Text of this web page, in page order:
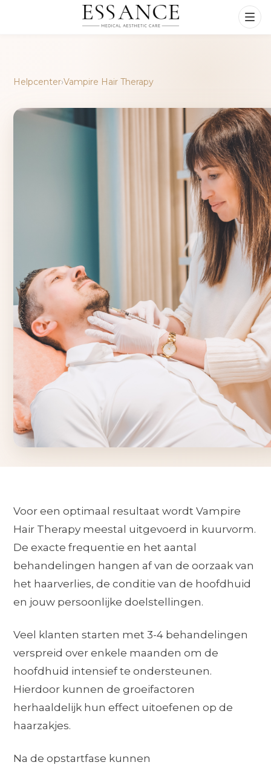
Helpcenter›Vampire Hair Therapy
Voor een optimaal resultaat wordt Vampire
Hair Therapy meestal uitgevoerd in kuurvorm.
De exacte frequentie en het aantal
behandelingen hangen af van de oorzaak van
het haarverlies, de conditie van de hoofdhuid
en jouw persoonlijke doelstellingen.
Veel klanten starten met 3-4 behandelingen
verspreid over enkele maanden om de
hoofdhuid intensief te ondersteunen.
Hierdoor kunnen de groeifactoren
herhaaldelijk hun effect uitoefenen op de
haarzakjes.
Na de opstartfase kunnen